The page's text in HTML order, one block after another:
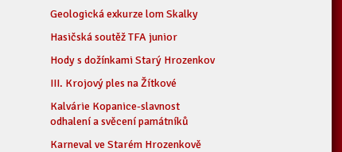
Geologická exkurze lom Skalky
Hasičská soutěž TFA junior
Hody s dožínkami Starý Hrozenkov
III. Krojový ples na Žítkové
Kalvárie Kopanice-slavnost
odhalení a svěcení památníků
Karneval ve Starém Hrozenkově